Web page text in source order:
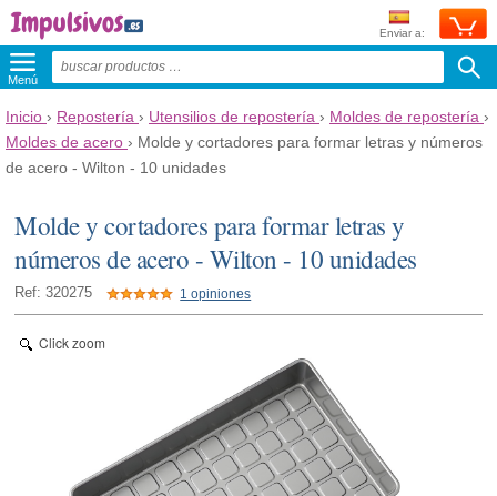
Enviar a:
Menú
Inicio › Repostería › Utensilios de repostería › Moldes de repostería ›
Moldes de acero › Molde y cortadores para formar letras y números
de acero - Wilton - 10 unidades
Molde y cortadores para formar letras y
números de acero - Wilton - 10 unidades
Ref: 320275 1 opiniones
Click zoom